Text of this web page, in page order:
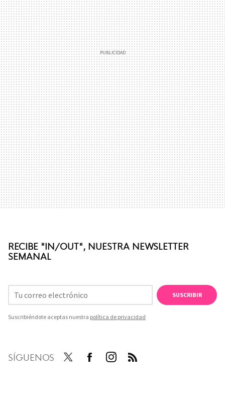
RECIBE "IN/OUT", NUESTRA NEWSLETTER
SEMANAL
SUSCRIBIR
Suscribiéndote aceptas nuestra política de privacidad
SÍGUENOS